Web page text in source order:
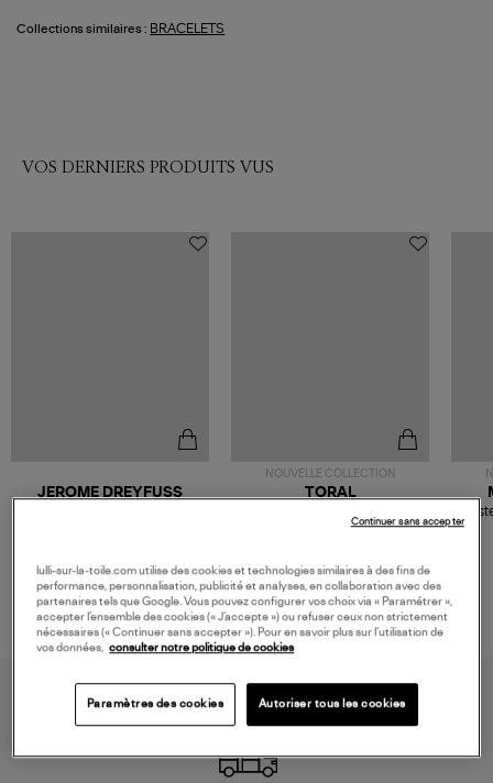
Collections similaires : BRACELETS
VOS DERNIERS PRODUITS VUS
JEROME DREYFUSS
NOUVELLE COLLECTION
189,00 €
TORAL
Mousse
lulli-sur-la-toile.com utilise des cookies et technologies similaires à des fins de
performance, personnalisation, publicité et analyses, en collaboration avec des
partenaires tels que Google. Vous pouvez configurer vos choix via « Paramétrer »,
accepter l’ensemble des cookies (« J’accepte ») ou refuser ceux non strictement
nécessaires (« Continuer sans accepter »). Pour en savoir plus sur l’utilisation de
vos données, consulter notre politique de cookies
Paramètres des cookies Autoriser tous les cookies
Continuer sans accepter